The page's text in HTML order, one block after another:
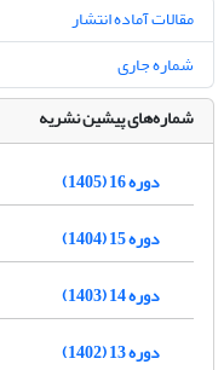
مقالات آماده انتشار
شماره جاری
شماره‌های پیشین نشریه
دوره 16 (1405)
دوره 15 (1404)
دوره 14 (1403)
دوره 13 (1402)